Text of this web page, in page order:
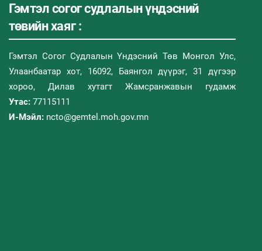
Гэмтэл согог судлалын үндэсний
төвийн хаяг :
Гэмтэл Согог Судлалын Үндэсний Төв Монгол Улс,
Улаанбаатар хот, 16092, Баянгол дүүрэг, 31 дүгээр
хороо, Дилав хутагт Жамсранжавын гудамж
Утас: 77115111
И-Мэйл: ncto@gemtel.moh.gov.mn